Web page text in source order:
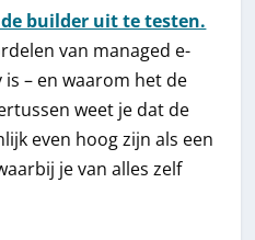
builder uit te testen.
van managed e-
– en waarom het de
weet je dat de
even hoog zijn als een
je van alles zelf